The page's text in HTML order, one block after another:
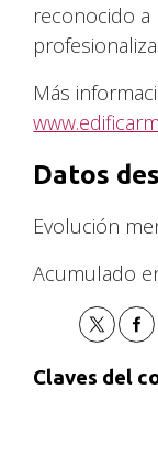
reconocido a
Más
Datos
Evolución
Acumulado
Claves del